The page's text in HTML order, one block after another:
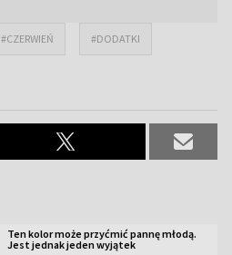
#CZERWIEŃ #DODATKI
Ten kolor może przyćmić pannę młodą.
Jest jednak jeden wyjątek